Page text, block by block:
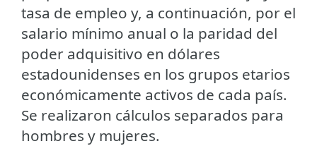
tasa de empleo y, a continuación, por el
salario mínimo anual o la paridad del
poder adquisitivo en dólares
estadounidenses en los grupos etarios
económicamente activos de cada país.
Se realizaron cálculos separados para
hombres y mujeres.